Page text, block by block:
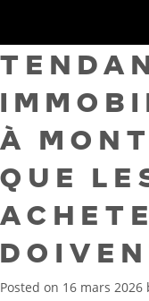
À
QUE
Posted on 16 mars 2026